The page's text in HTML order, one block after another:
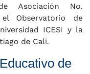
Asociación No.
el Observatorio de
ICESI y la
de Cali.
de